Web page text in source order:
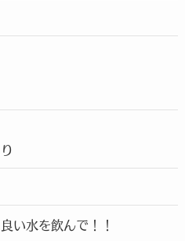
い水を飲んで！！